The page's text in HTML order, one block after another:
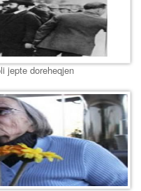
jepte doreheqjen